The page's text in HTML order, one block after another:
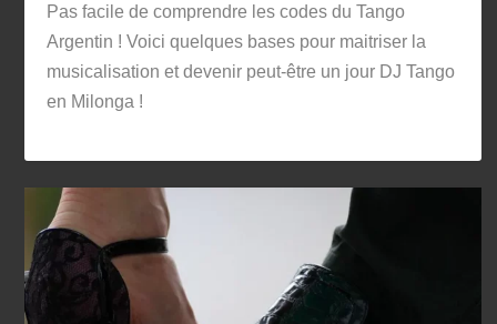
Pas facile de comprendre les codes du Tango
Argentin ! Voici quelques bases pour maitriser la
musicalisation et devenir peut-être un jour DJ Tango
en Milonga !